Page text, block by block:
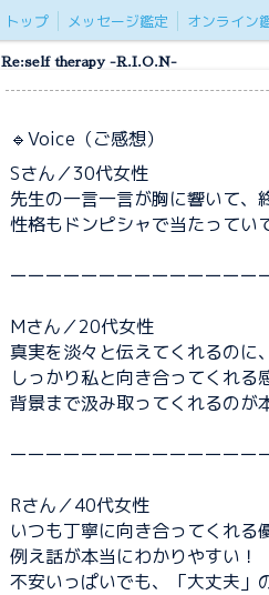
トップ メッセージ鑑定 オンライン
Re:self therapy -R.I.O.N-
🔹Voice（ご感想）
Sさん／30代女性
先生の一言一言が胸に響いて、
性格もドンピシャで当たってい
ーーーーーーーーーーーーーー
Mさん／20代女性
真実を淡々と伝えてくれるのに
しっかり私と向き合ってくれる
背景まで汲み取ってくれるのが
ーーーーーーーーーーーーーー
Rさん／40代女性
いつも丁寧に向き合ってくれる
例え話が本当にわかりやすい！
不安いっぱいでも、「大丈夫」